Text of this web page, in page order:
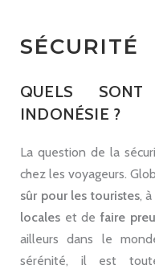
SÉCURITÉ
QUELS
INDONÉSIE ?
La question de la
chez les voyageurs.
sûr pour les touristes,
locales et de faire
ailleurs dans le
sérénité, il est